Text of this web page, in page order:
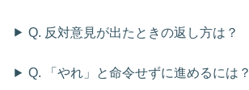
Q. 反対意見が出たときの返し方は？
Q. 「やれ」と命令せずに進めるには？